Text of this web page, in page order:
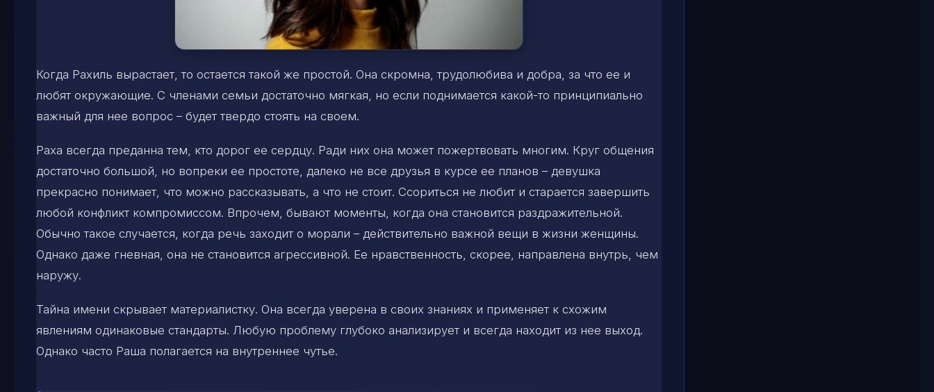
Когда Рахиль вырастает, то остается такой же простой. Она скромна, трудолюбива и добра, за что ее и
любят окружающие. С членами семьи достаточно мягкая, но если поднимается какой-то принципиально
важный для нее вопрос – будет твердо стоять на своем.
Раха всегда преданна тем, кто дорог ее сердцу. Ради них она может пожертвовать многим. Круг общения
достаточно большой, но вопреки ее простоте, далеко не все друзья в курсе ее планов – девушка
прекрасно понимает, что можно рассказывать, а что не стоит. Ссориться не любит и старается завершить
любой конфликт компромиссом. Впрочем, бывают моменты, когда она становится раздражительной.
Обычно такое случается, когда речь заходит о морали – действительно важной вещи в жизни женщины.
Однако даже гневная, она не становится агрессивной. Ее нравственность, скорее, направлена внутрь, чем
наружу.
Тайна имени скрывает материалистку. Она всегда уверена в своих знаниях и применяет к схожим
явлениям одинаковые стандарты. Любую проблему глубоко анализирует и всегда находит из нее выход.
Однако часто Раша полагается на внутреннее чутье.